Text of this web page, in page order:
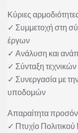
Κύριες
✓ Συμμετοχή στη
έργων
✓ Ανάλυση και
✓ Σύνταξη
✓ Συνεργασία με
υποδομών
Απαραίτητα
✓ Πτυχίο